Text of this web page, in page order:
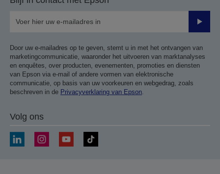
Door uw e-mailadres op te geven, stemt u in met het ontvangen van
marketingcommunicatie, waaronder het uitvoeren van marktanalyses
en enquêtes, over producten, evenementen, promoties en diensten
van Epson via e-mail of andere vormen van elektronische
communicatie, op basis van uw voorkeuren en webgedrag, zoals
beschreven in de Privacyverklaring van Epson
Volg ons